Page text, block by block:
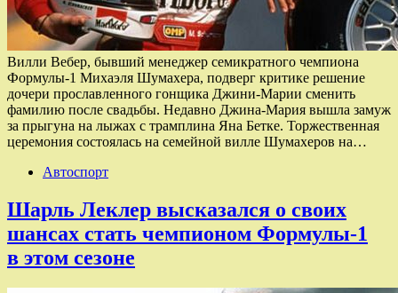
Вилли Вебер, бывший менеджер семикратного чемпиона
Формулы-1 Михаэля Шумахера, подверг критике решение
дочери прославленного гонщика Джини-Марии сменить
фамилию после свадьбы. Недавно Джина-Мария вышла замуж
за прыгуна на лыжах с трамплина Яна Бетке. Торжественная
церемония состоялась на семейной вилле Шумахеров на…
Автоспорт
Шарль Леклер высказался о своих
шансах стать чемпионом Формулы-1
в этом сезоне